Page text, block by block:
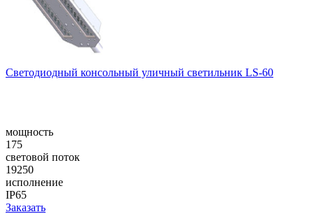
Cветодиодный консольный уличный cветильник LS-60
мощность
175
световой поток
19250
исполнение
IP65
Заказать